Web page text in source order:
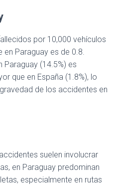
por 10,000 vehículos
en Paraguay es de 0.8.
Paraguay (14.5%) es
que en España (1.8%), lo
de los accidentes en
suelen involucrar
en Paraguay predominan
especialmente en rutas